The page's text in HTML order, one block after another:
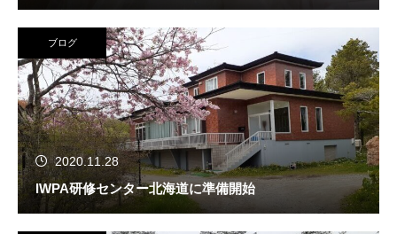
ブログ
2020.11.28
IWPA研修センター北海道に準備開始